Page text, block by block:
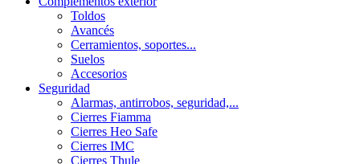
Toldos
Avancés
Cerramientos, soportes...
Suelos
Accesorios
Seguridad
Alarmas, antirrobos, seguridad,...
Cierres Fiamma
Cierres Heo Safe
Cierres IMC
Cierres Thule